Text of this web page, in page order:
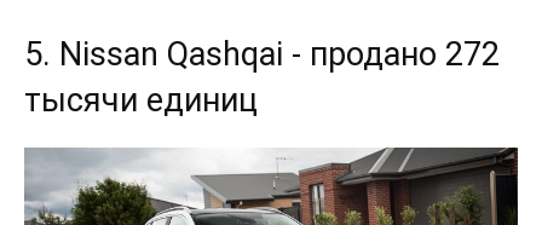
5. Nissan Qashqai - продано 272
тысячи единиц